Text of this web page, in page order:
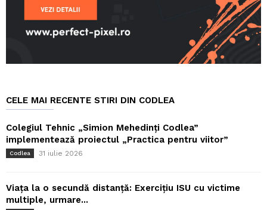
CELE MAI RECENTE STIRI DIN CODLEA
Colegiul Tehnic „Simion Mehedinți Codlea”
implementează proiectul „Practica pentru viitor”
Codlea 31 iulie 2026
Viața la o secundă distanță: Exercițiu ISU cu victime
multiple, urmare...